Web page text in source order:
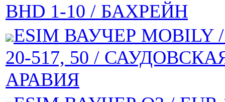
BHD 1-10 / БАХРЕЙН
ESIM ВАУЧЕР MOBILY
20-517, 50 /
АРАВИЯ